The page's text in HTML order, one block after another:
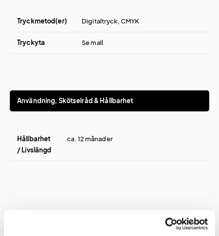
Tryckmetod(er) Digitaltryck, CMYK
Tryckyta Se mall
Användning, Skötselråd & Hållbarhet
Hållbarhet
/ Livslängd
ca. 12 månader